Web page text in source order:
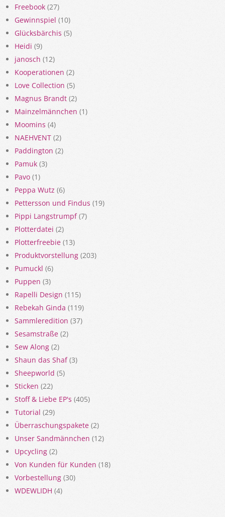
Freebook (27)
Gewinnspiel (10)
Glücksbärchis (5)
Heidi (9)
janosch (12)
Kooperationen (2)
Love Collection (5)
Magnus Brandt (2)
Mainzelmännchen (1)
Moomins (4)
NAEHVENT (2)
Paddington (2)
Pamuk (3)
Pavo (1)
Peppa Wutz (6)
Pettersson und Findus (19)
Pippi Langstrumpf(7)
Plotterdatei (2)
Plotterfreebie (13)
Produktvorstellung (203)
Pumuckl (6)
Puppen (3)
Rapelli Design (115)
Rebekah Ginda (119)
Sammleredition (37)
Sesamstraße (2)
Sew Along (2)
Shaun das Shaf(3)
Sheepworld (5)
Sticken (22)
Stoff & Liebe EP's (405)
Tutorial (29)
Überraschungspakete (2)
Unser Sandmännchen (12)
Upcycling (2)
Von Kunden für Kunden (18)
Vorbestellung (30)
WDEWLIDH (4)